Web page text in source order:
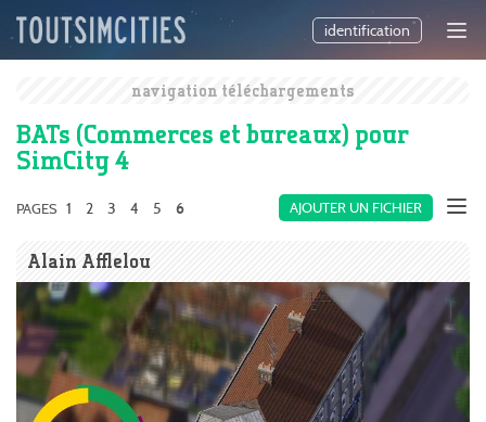
identification
navigation téléchargements
BATs (Commerces et bureaux) pour
SimCity 4
AJOUTER UN FICHIER
PAGES 1 2 3 4 5 6
Alain Afflelou